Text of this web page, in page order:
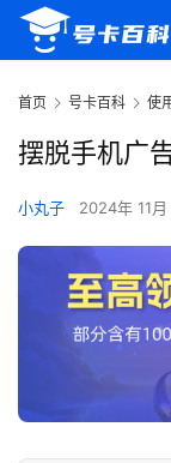
首页 号卡百科 使
摆脱手机广
小丸子 2024年 11